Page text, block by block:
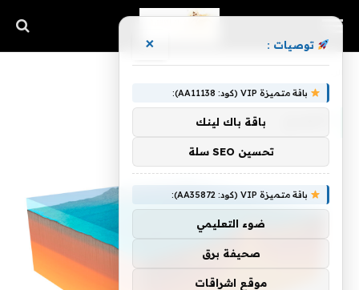
توصيات : ×
باقة متميزة VIP (كود: AA11138):
باقة باك لينك
تحسين SEO سلة
باقة متميزة VIP (كود: AA35872):
ضوء التعليمي
صحيفة برق
موقع اشراقات